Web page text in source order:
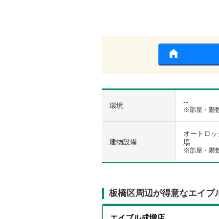
環境 --
※部屋・階
建物設備
オートロ
場
※部屋・階
板橋区周辺が得意なエイブ